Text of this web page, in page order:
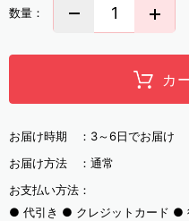
数量：
カ
お届け時期 ： 3～6日でお届け
お届け方法 ： 通常
お支払い方法：
代引き
クレジットカード